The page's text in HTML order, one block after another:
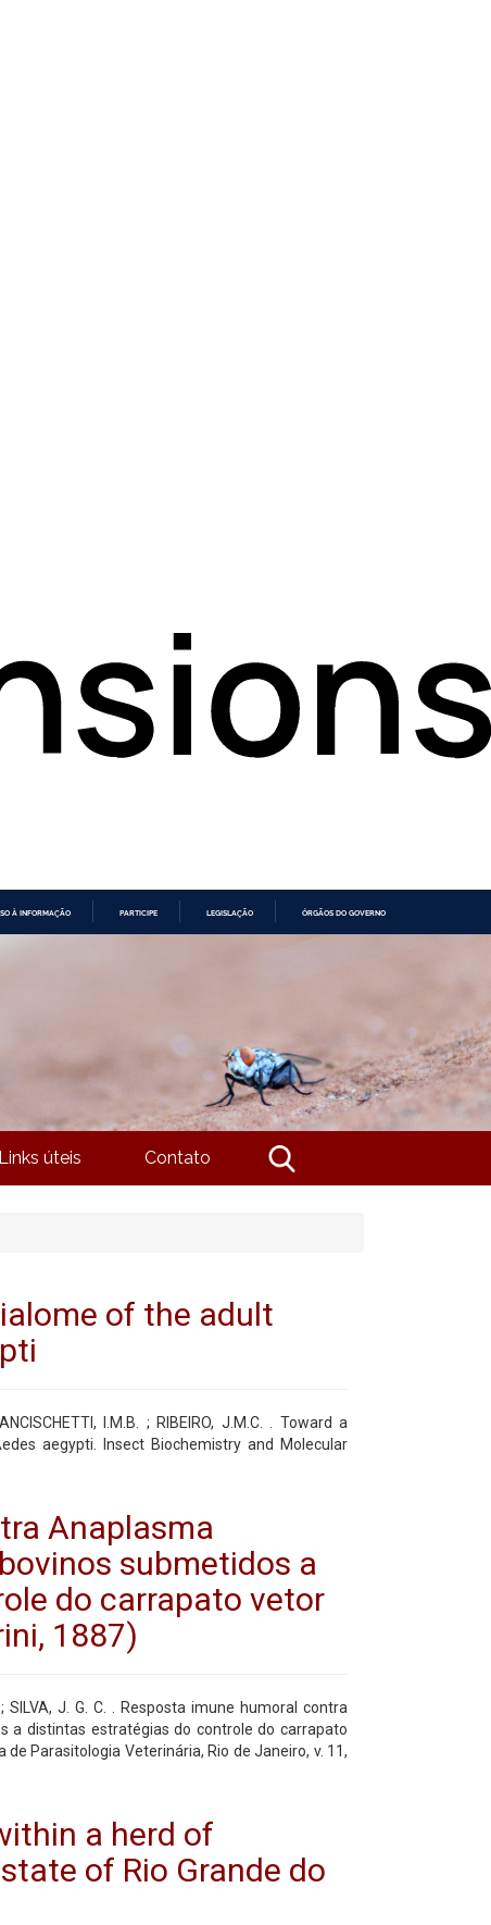
À INFORMAÇÃO PARTICIPE LEGISLAÇÃO ÓRGÃOS DO GOVERNO
Links úteis Contato
of the adult
I.M.B. ; RIBEIRO, J.M.C. . Toward a
aegypti. Insect Biochemistry and Molecular
Anaplasma
submetidos a
do carrapato vetor
1887)
; SILVA, J. G. C. . Resposta imune humoral contra
a distintas estratégias do controle do carrapato
Parasitologia Veterinária, Rio de Janeiro, v. 11,
a herd of
of Rio Grande do